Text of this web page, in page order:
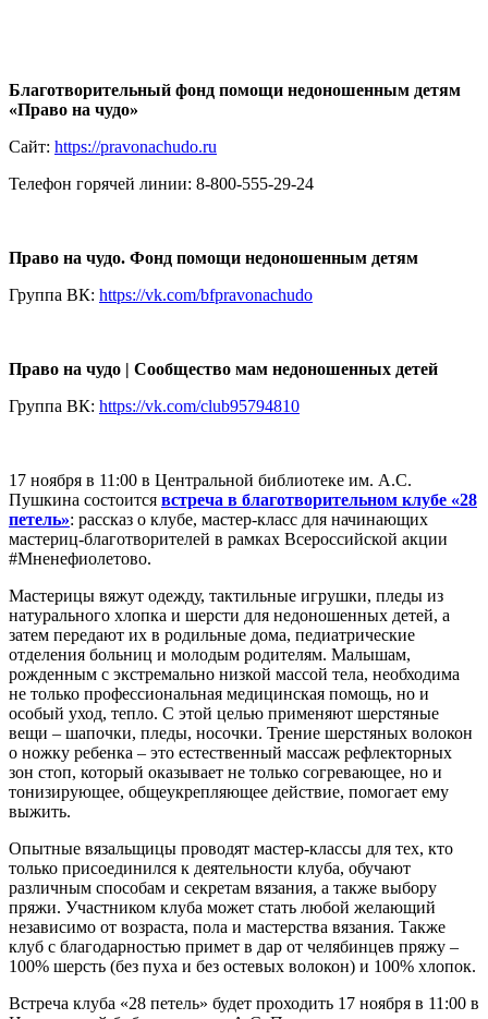
Благотворительный фонд помощи недоношенным детям
«Право на чудо»
Сайт: https://pravonachudo.ru
Телефон горячей линии: 8-800-555-29-24
Право на чудо. Фонд помощи недоношенным детям
Группа ВК: https://vk.com/bfpravonachudo
Право на чудо | Сообщество мам недоношенных детей
Группа ВК: https://vk.com/club95794810
17 ноября в 11:00 в Центральной библиотеке им. А.С.
Пушкина состоится встреча в благотворительном клубе «28
петель»: рассказ о клубе, мастер-класс для начинающих
мастериц-благотворителей в рамках Всероссийской акции
#Мненефиолетово.
Мастерицы вяжут одежду, тактильные игрушки, пледы из
натурального хлопка и шерсти для недоношенных детей, а
затем передают их в родильные дома, педиатрические
отделения больниц и молодым родителям. Малышам,
рожденным с экстремально низкой массой тела, необходима
не только профессиональная медицинская помощь, но и
особый уход, тепло. С этой целью применяют шерстяные
вещи – шапочки, пледы, носочки. Трение шерстяных волокон
о ножку ребенка – это естественный массаж рефлекторных
зон стоп, который оказывает не только согревающее, но и
тонизирующее, общеукрепляющее действие, помогает ему
выжить.
Опытные вязальщицы проводят мастер-классы для тех, кто
только присоединился к деятельности клуба, обучают
различным способам и секретам вязания, а также выбору
пряжи. Участником клуба может стать любой желающий
независимо от возраста, пола и мастерства вязания. Также
клуб с благодарностью примет в дар от челябинцев пряжу –
100% шерсть (без пуха и без остевых волокон) и 100% хлопок.
Встреча клуба «28 петель» будет проходить 17 ноября в 11:00 в